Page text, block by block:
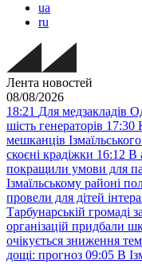
ua
ru
Лента новостей
08/08/2026
18:21 Для медзакладів
шість генераторів 17:30
мешканців
скоєні крадіжки 16:12 В
покращили умови для
Ізмаїльському районі
провели для дітей
Тарбунарській громаді
організацій придбали
очікується зниження
дощі: прогноз 09:05 В